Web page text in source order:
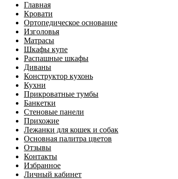
Главная
Кровати
Ортопедическое основание
Изголовья
Матрасы
Шкафы купе
Распашные шкафы
Диваны
Конструктор кухонь
Кухни
Прикроватные тумбы
Банкетки
Стеновые панели
Прихожие
Лежанки для кошек и собак
Основная палитра цветов
Отзывы
Контакты
Избранное
Личный кабинет